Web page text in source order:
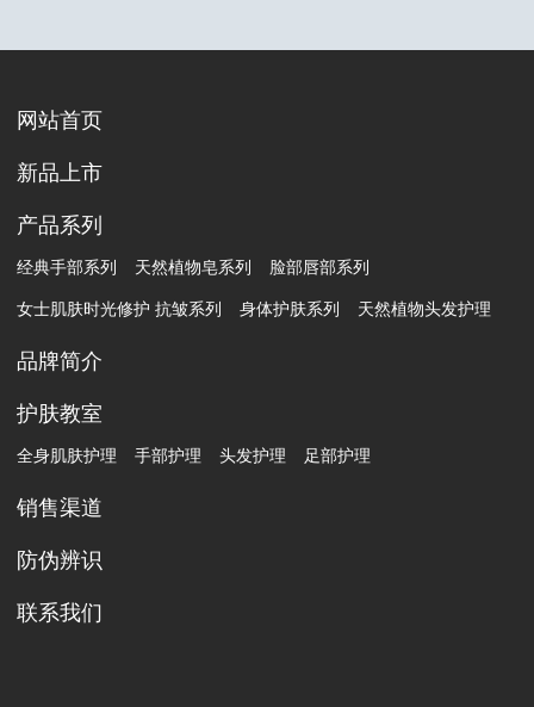
网站首页
新品上市
产品系列
经典手部系列 天然植物皂系列 脸部唇部系列
女士肌肤时光修护 抗皱系列 身体护肤系列 天然植物头发护理
品牌简介
护肤教室
全身肌肤护理 手部护理 头发护理 足部护理
销售渠道
防伪辨识
联系我们